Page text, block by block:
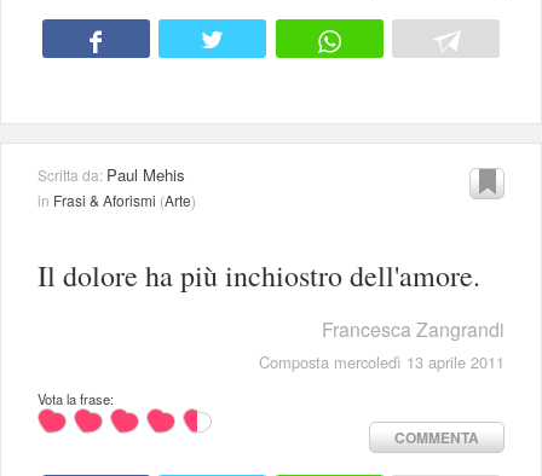
Scritta da: Paul Mehis
in Frasi & Aforismi (Arte)
Il dolore ha più inchiostro dell'amore.
Francesca Zangrandi
Composta mercoledì 13 aprile 2011
Vota la frase:
COMMENTA